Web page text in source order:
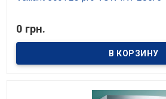
0 грн.